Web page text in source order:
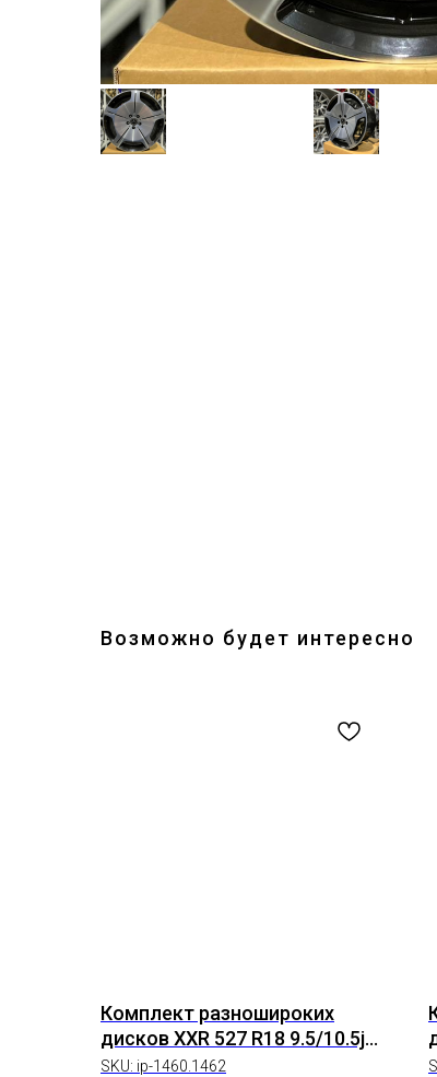
Возможно будет интересно
Комплект разношироких
дисков XXR 527 R18 9.5/10.5j
5*114.3/5*100 (ip-1460.1462)
SKU: ip-1460.1462